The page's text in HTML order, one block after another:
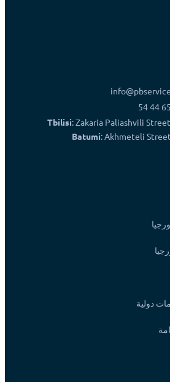
Tbilisi: Zakaria Paliashvili
Batumi: Akhmeteli
دولية